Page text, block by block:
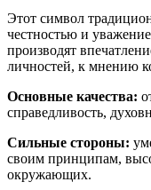
Этот символ
честностью и
производят
личностей, к мнению
Основные качества:
справедливость,
Сильные стороны:
своим принципам,
окружающих.